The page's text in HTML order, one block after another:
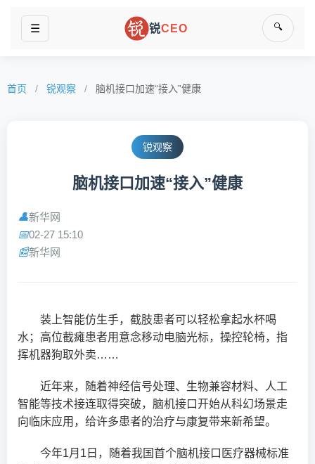
☰ 锐CEO 🔍
首页 / 锐观察 / 脑机接口加速“接入”健康
锐观察
脑机接口加速“接入”健康
👤新华网
📅02-27 15:10
📰新华网
装上智能仿生手，截肢患者可以轻松拿起水杯喝
水；高位截瘫患者用意念移动电脑光标，操控轮椅，指
挥机器狗取外卖……
近年来，随着神经信号处理、生物兼容材料、人工
智能等技术接连取得突破，脑机接口开始从科幻场景走
向临床应用，给许多患者的治疗与康复带来新希望。
今年1月1日，随着我国首个脑机接口医疗器械标准